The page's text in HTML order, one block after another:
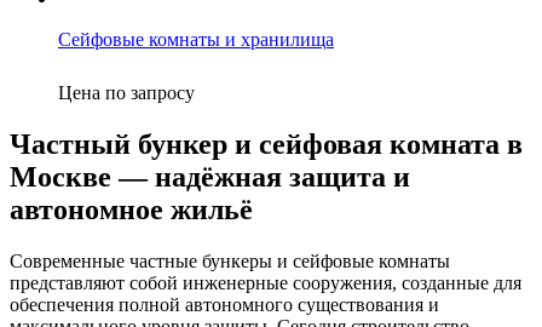
Сейфовые комнаты и хранилища
Цена по запросу
Частный бункер и сейфовая комната в
Москве — надёжная защита и
автономное жильё
Современные частные бункеры и сейфовые комнаты
представляют собой инженерные сооружения, созданные для
обеспечения полной автономного существования и